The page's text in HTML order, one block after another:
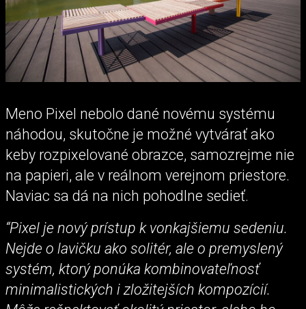
Meno Pixel nebolo dané novému systému
náhodou, skutočne je možné vytvárať ako
keby rozpixelované obrazce, samozrejme nie
na papieri, ale v reálnom verejnom priestore.
Naviac sa dá na nich pohodlne sedieť.
“Pixel je nový prístup k vonkajšiemu sedeniu.
Nejde o lavičku ako solitér, ale o premyslený
systém, ktorý ponúka kombinovateľnosť
minimalistických i zložitejších kompozícií.